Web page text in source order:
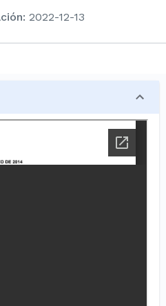
: 2022-12-13